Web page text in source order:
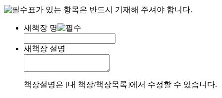
표가 있는 항목은 반드시 기재해 주셔야 합니다.
새책장 명
새책장 설명
책장설명은 [내 책장/책장목록]에서 수정할 수 있습니다.